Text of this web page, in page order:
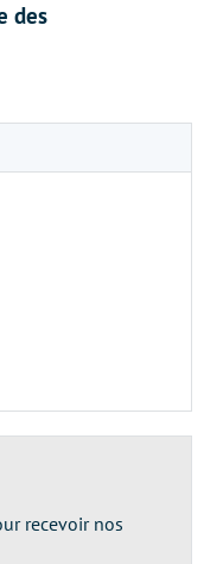
des
recevoir nos